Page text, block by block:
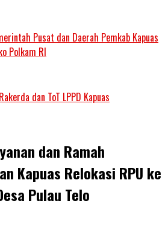
Pusat dan Daerah Pemkab Kapuas
Polkam RI
dan ToT LPPD Kapuas
dan Ramah
Kapuas Relokasi RPU ke
Pulau Telo